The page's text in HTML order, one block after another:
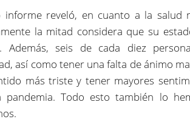
informe reveló, en cuanto a la salud
la mitad considera que su
Además, seis de cada diez
así como tener una falta de ánimo
más triste y tener mayores
pandemia. Todo esto también lo